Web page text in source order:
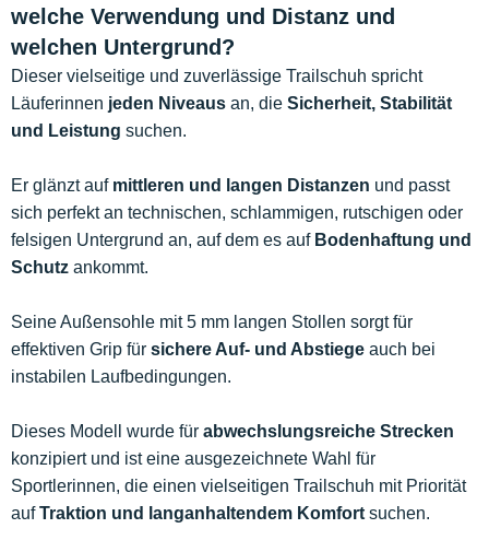
welche Verwendung und Distanz und
welchen Untergrund?
Dieser vielseitige und zuverlässige Trailschuh spricht
Läuferinnen jeden Niveaus an, die Sicherheit, Stabilität
und Leistung suchen.
Er glänzt auf mittleren und langen Distanzen und passt
sich perfekt an technischen, schlammigen, rutschigen oder
felsigen Untergrund an, auf dem es auf Bodenhaftung und
Schutz ankommt.
Seine Außensohle mit 5 mm langen Stollen sorgt für
effektiven Grip für sichere Auf- und Abstiege auch bei
instabilen Laufbedingungen.
Dieses Modell wurde für abwechslungsreiche Strecken
konzipiert und ist eine ausgezeichnete Wahl für
Sportlerinnen, die einen vielseitigen Trailschuh mit Priorität
aufTraktion und langanhaltendem Komfort suchen.